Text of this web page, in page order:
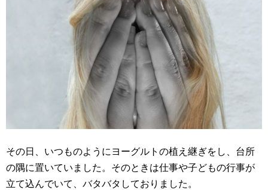
その日、いつものようにヨーグルトの植え継ぎをし、台所
の隅に置いていました。そのときは仕事や子どもの行事が
立て込んでいて、バタバタしておりました。